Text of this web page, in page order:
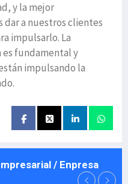
y la mejor
dar a nuestros clientes
impulsarlo. La
fundamental y
impulsando la
/ Enpresa